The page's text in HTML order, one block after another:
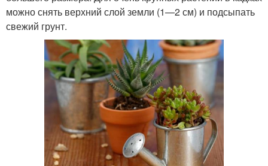
можно снять верхний слой земли (1—2 см) и подсыпать
свежий грунт.